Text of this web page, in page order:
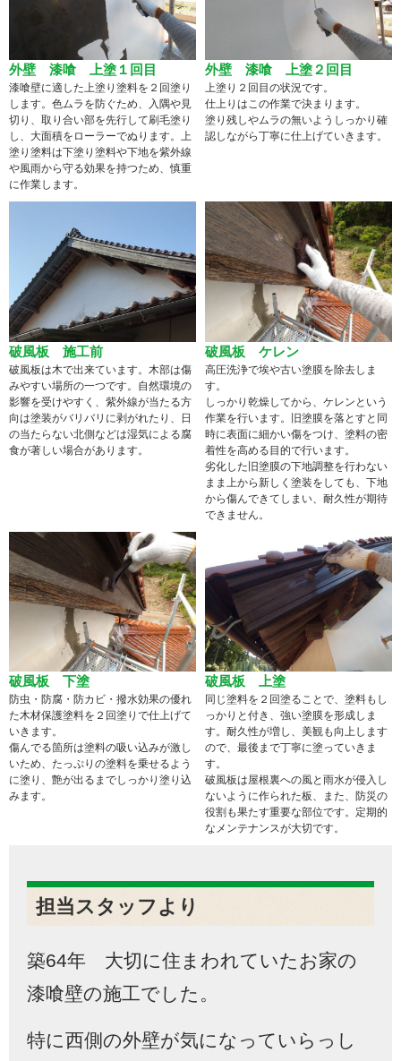
外壁 漆喰 上塗１回目
漆喰壁に適した上塗り塗料を２回塗り
します。色ムラを防ぐため、入隅や見
切り、取り合い部を先行して刷毛塗り
し、大面積をローラーでぬります。上
塗り塗料は下塗り塗料や下地を紫外線
や風雨から守る効果を持つため、慎重
に作業します。
外壁 漆喰 上塗２回目
上塗り２回目の状況です。
仕上りはこの作業で決まります。
塗り残しやムラの無いようしっかり確
認しながら丁寧に仕上げていきます。
破風板 施工前
破風板は木で出来ています。木部は傷
みやすい場所の一つです。自然環境の
影響を受けやすく、紫外線が当たる方
向は塗装がバリバリに剥がれたり、日
の当たらない北側などは湿気による腐
食が著しい場合があります。
破風板 ケレン
高圧洗浄で埃や古い塗膜を除去しま
す。
しっかり乾燥してから、ケレンという
作業を行います。旧塗膜を落とすと同
時に表面に細かい傷をつけ、塗料の密
着性を高める目的で行います。
劣化した旧塗膜の下地調整を行わない
まま上から新しく塗装をしても、下地
から傷んできてしまい、耐久性が期待
できません。
破風板 下塗
防虫・防腐・防カビ・撥水効果の優れ
た木材保護塗料を２回塗りで仕上げて
いきます。
傷んでる箇所は塗料の吸い込みが激し
いため、たっぷりの塗料を乗せるよう
に塗り、艶が出るまでしっかり塗り込
みます。
破風板 上塗
同じ塗料を２回塗ることで、塗料もし
っかりと付き、強い塗膜を形成しま
す。耐久性が増し、美観も向上します
ので、最後まで丁寧に塗っていきま
す。
破風板は屋根裏への風と雨水が侵入し
ないように作られた板、また、防災の
役割も果たす重要な部位です。定期的
なメンテナンスが大切です。
担当スタッフより
築64年 大切に住まわれていたお家の
漆喰壁の施工でした。
特に西側の外壁が気になっていらっし